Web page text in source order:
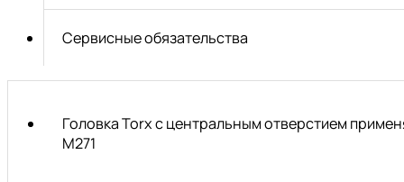
ХТ100Н
Сервисные обязательства
Головка Torx с центральным отверстием
M271